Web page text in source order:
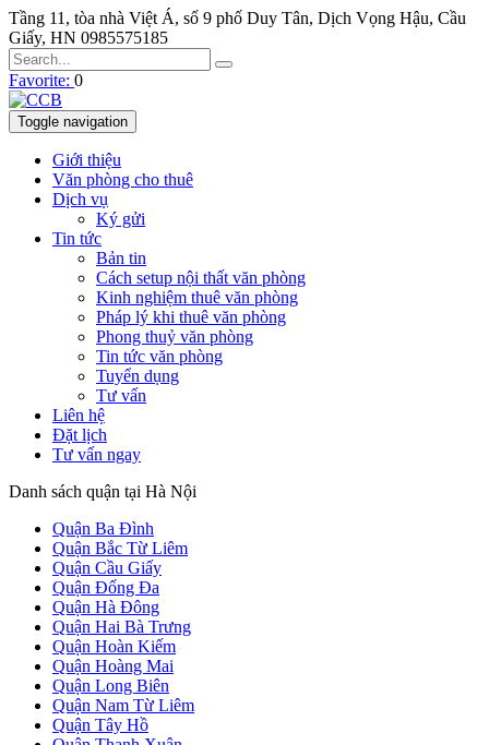
Tầng 11, tòa nhà Việt Á, số 9 phố Duy Tân, Dịch Vọng Hậu, Cầu
Giấy, HN 0985575185
Favorite: 0
Toggle navigation
Giới thiệu
Văn phòng cho thuê
Dịch vụ
Ký gửi
Tin tức
Bản tin
Cách setup nội thất văn phòng
Kinh nghiệm thuê văn phòng
Pháp lý khi thuê văn phòng
Phong thuỷ văn phòng
Tin tức văn phòng
Tuyển dụng
Tư vấn
Liên hệ
Đặt lịch
Tư vấn ngay
Danh sách quận tại Hà Nội
Quận Ba Đình
Quận Bắc Từ Liêm
Quận Cầu Giấy
Quận Đống Đa
Quận Hà Đông
Quận Hai Bà Trưng
Quận Hoàn Kiếm
Quận Hoàng Mai
Quận Long Biên
Quận Nam Từ Liêm
Quận Tây Hồ